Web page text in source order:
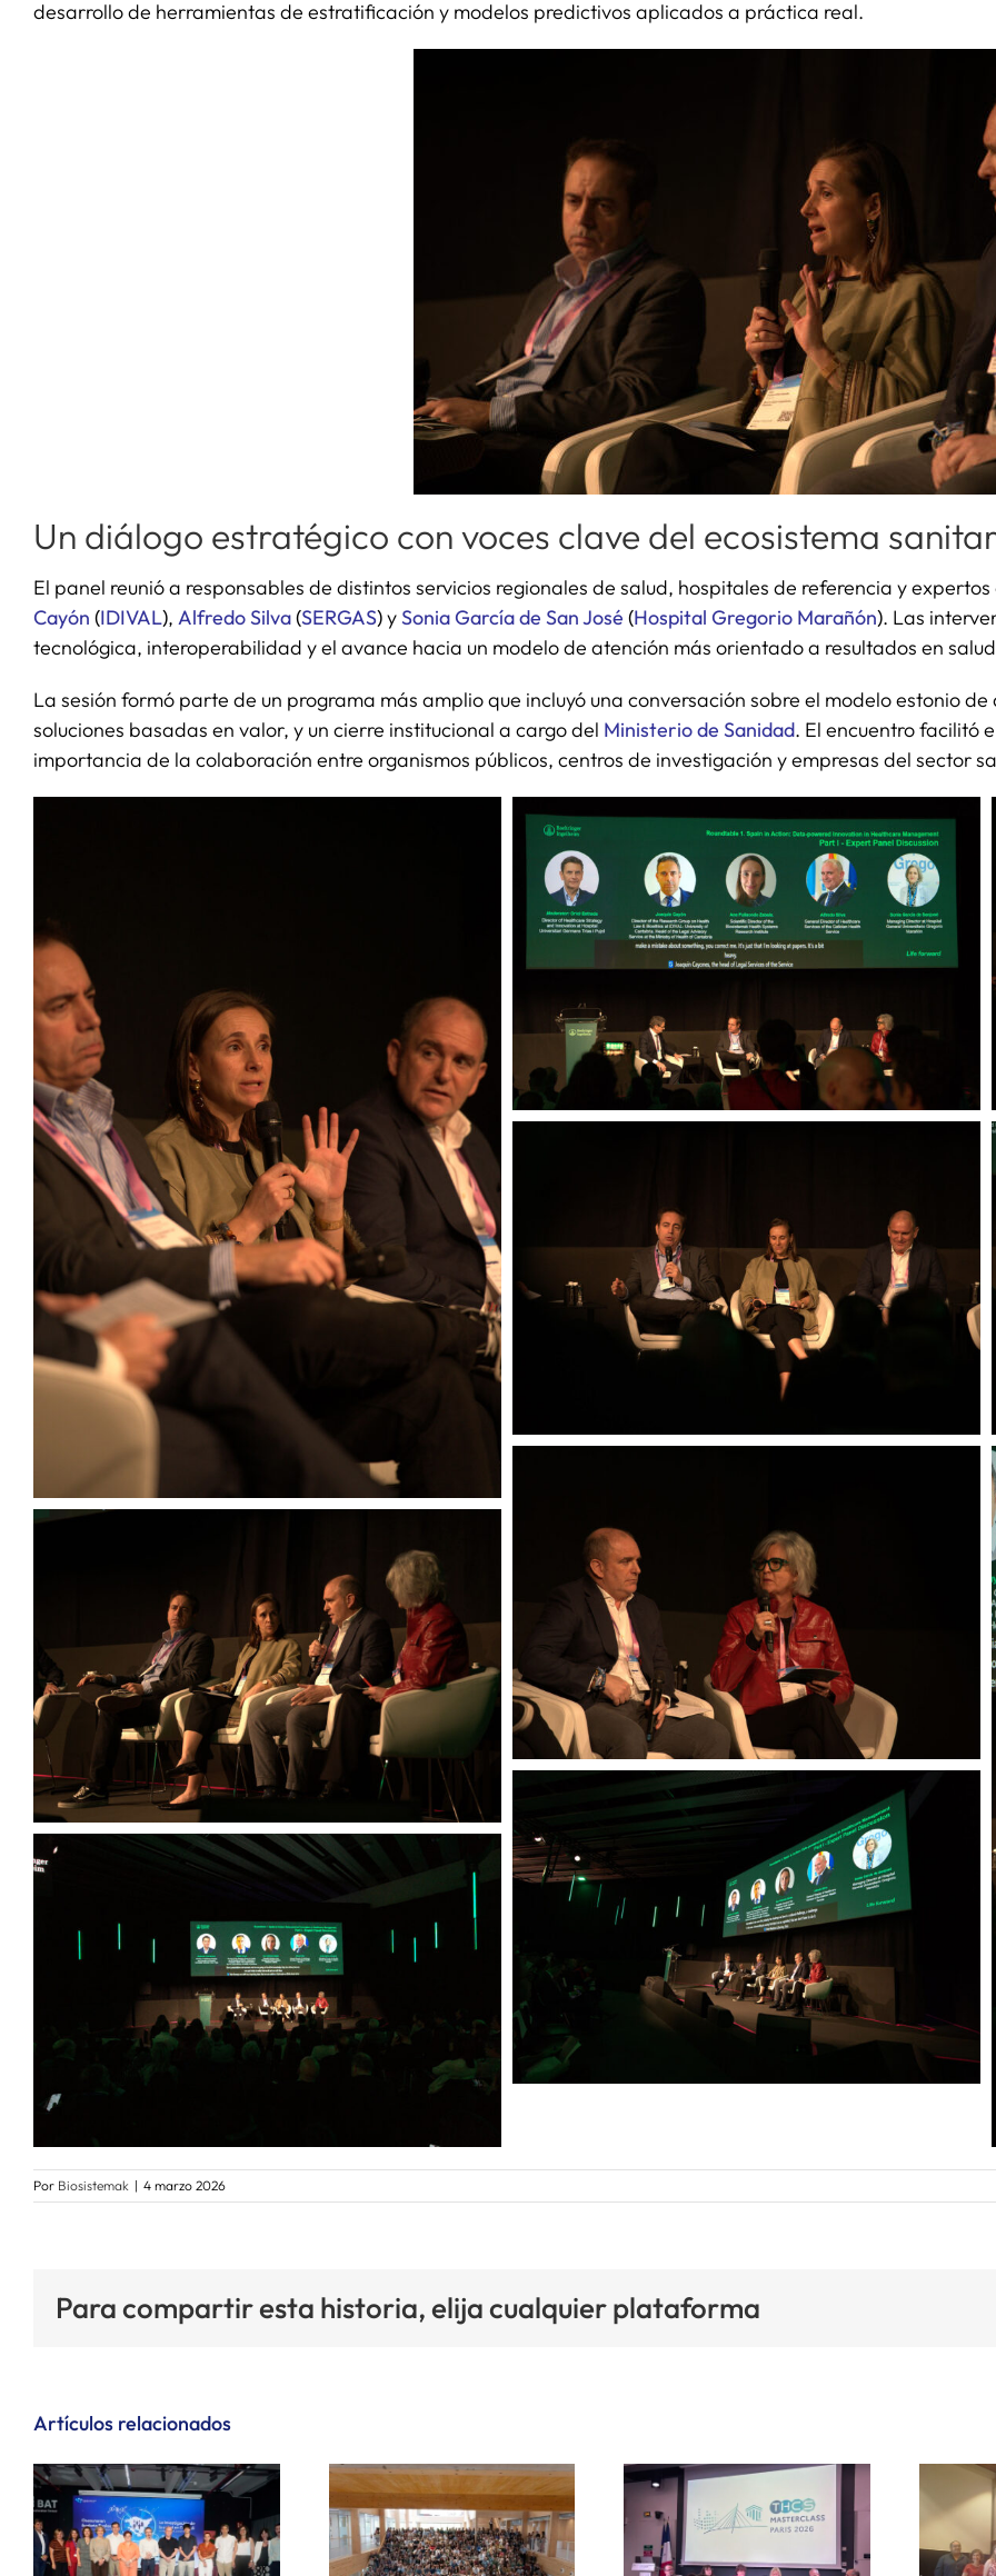
desarrollo de herramientas de estratificación y modelos predictivos aplicados a práctica real.
Un diálogo estratégico con voces clave del ecosistema
El panel reunió a responsables de distintos servicios regionales de salud, hospitales de referencia y
Cayón (IDIVAL), Alfredo Silva(SERGAS)ySonia García de San José (Hospital Gregorio Marañón). Las
tecnológica, interoperabilidad y el avance hacia un modelo de atención más orientado a resultados en
La sesión formó parte de un programa más amplio que incluyó una conversación sobre el modelo estonio
soluciones basadas en valor, y un cierre institucional a cargo del Ministerio de Sanidad. El encuentro facilitó
importancia de la colaboración entre organismos públicos, centros de investigación y empresas del sector
Por Biosistemak | 4 marzo 2026
Para compartir esta historia, elija cualquier plataforma
Artículos relacionados